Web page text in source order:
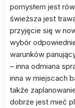
pomysłem jest
świeższa jest
przyjęcie się w
wybór
warunków
– inna odmiana
inna w miejscach
także
dobrze jest mieć